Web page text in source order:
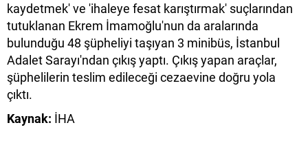
kaydetmek' ve 'ihaleye fesat karıştırmak' suçlarından
tutuklanan Ekrem İmamoğlu'nun da aralarında
bulunduğu 48 şüpheliyi taşıyan 3 minibüs, İstanbul
Adalet Sarayı'ndan çıkış yaptı. Çıkış yapan araçlar,
şüphelilerin teslim edileceği cezaevine doğru yola
çıktı.
Kaynak: İHA